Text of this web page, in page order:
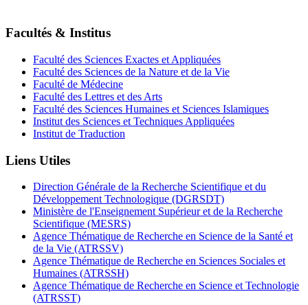
Facultés & Institus
Faculté des Sciences Exactes et Appliquées
Faculté des Sciences de la Nature et de la Vie
Faculté de Médecine
Faculté des Lettres et des Arts
Faculté des Sciences Humaines et Sciences Islamiques
Institut des Sciences et Techniques Appliquées
Institut de Traduction
Liens Utiles
Direction Générale de la Recherche Scientifique et du
Développement Technologique (DGRSDT)
Ministère de l'Enseignement Supérieur et de la Recherche
Scientifique (MESRS)
Agence Thématique de Recherche en Science de la Santé et
de la Vie (ATRSSV)
Agence Thématique de Recherche en Sciences Sociales et
Humaines (ATRSSH)
Agence Thématique de Recherche en Science et Technologie
(ATRSST)